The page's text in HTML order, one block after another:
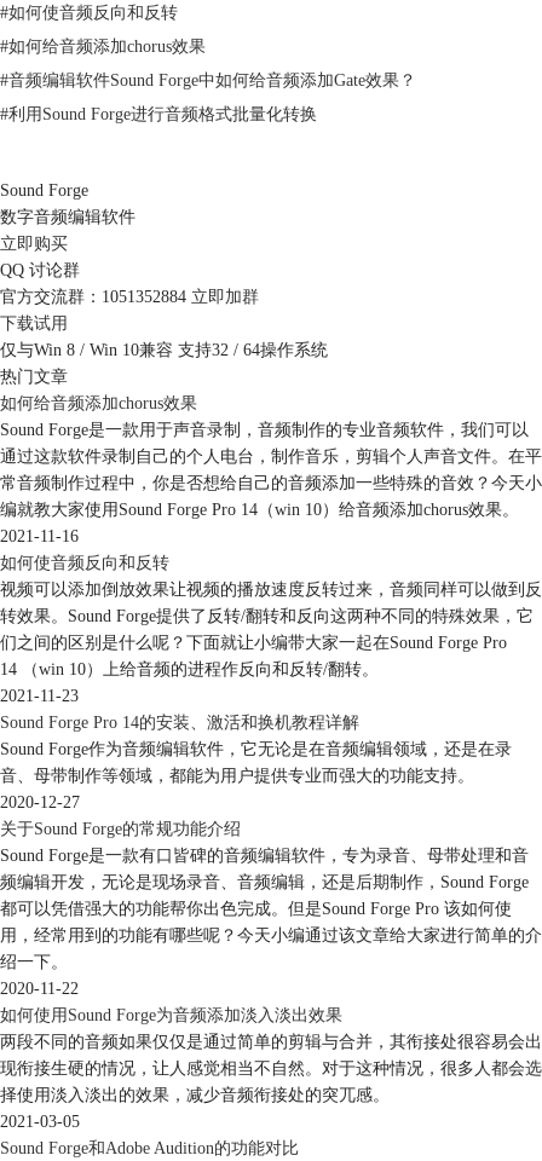
图4即为反转后的活动数据窗口界面，单击图4红色箭头所示的播放键，即
可试听。当重复上一步操作，即重新选择反转后，音频又会恢复原样。
图4：反转后的活动数据窗口
以上就是在Sound Forge Pro 14中实现反转音频的全部操作。反转效果施
加到单独音频上无法识别，但在进行合并音频后可以察觉。大家可以利用
反转音频在ACID项目中创建有趣的循环，例如后退吉他独奏。适当的反
转可能会让普通的作品迸发出更多惊喜。
Sound Forge Pro 14作为一项功能强大且完备的音频编辑软件，不遗余力
地为音乐人提供尽可能全面的帮助，掌握该软件的各项操作可以帮助大家
更加快捷的实现对目标音频的理想操作，关于Sound Forge Pro 14的更多
使用技巧，大家可查看Sound Forge教程。
作者：九筒
#如何使音频反向和反转
#如何给音频添加chorus效果
#音频编辑软件Sound Forge中如何给音频添加Gate效果？
#利用Sound Forge进行音频格式批量化转换
Sound Forge
数字音频编辑软件
立即购买
QQ 讨论群
官方交流群：1051352884 立即加群
下载试用
仅与Win 8 / Win 10兼容 支持32 / 64操作系统
热门文章
如何给音频添加chorus效果
Sound Forge是一款用于声音录制，音频制作的专业音频软件，我们可以
通过这款软件录制自己的个人电台，制作音乐，剪辑个人声音文件。在平
常音频制作过程中，你是否想给自己的音频添加一些特殊的音效？今天小
编就教大家使用Sound Forge Pro 14（win 10）给音频添加chorus效果。
2021-11-16
如何使音频反向和反转
视频可以添加倒放效果让视频的播放速度反转过来，音频同样可以做到反
转效果。Sound Forge提供了反转/翻转和反向这两种不同的特殊效果，它
们之间的区别是什么呢？下面就让小编带大家一起在Sound Forge Pro
14 （win 10）上给音频的进程作反向和反转/翻转。
2021-11-23
Sound Forge Pro 14的安装、激活和换机教程详解
Sound Forge作为音频编辑软件，它无论是在音频编辑领域，还是在录
音、母带制作等领域，都能为用户提供专业而强大的功能支持。
2020-12-27
关于Sound Forge的常规功能介绍
Sound Forge是一款有口皆碑的音频编辑软件，专为录音、母带处理和音
频编辑开发，无论是现场录音、音频编辑，还是后期制作，Sound Forge
都可以凭借强大的功能帮你出色完成。但是Sound Forge Pro 该如何使
用，经常用到的功能有哪些呢？今天小编通过该文章给大家进行简单的介
绍一下。
2020-11-22
如何使用Sound Forge为音频添加淡入淡出效果
两段不同的音频如果仅仅是通过简单的剪辑与合并，其衔接处很容易会出
现衔接生硬的情况，让人感觉相当不自然。对于这种情况，很多人都会选
择使用淡入淡出的效果，减少音频衔接处的突兀感。
2021-03-05
Sound Forge和Adobe Audition的功能对比